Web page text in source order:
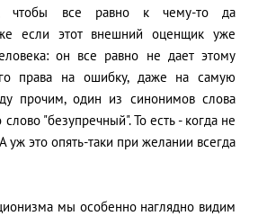
чтобы все равно к чему-то да
если этот внешний оценщик уже
он все равно не дает этому
права на ошибку, даже на самую
прочим, один из синонимов слова
"безупречный". То есть - когда не
уж это опять-таки при желании всегда
мы особенно наглядно видим